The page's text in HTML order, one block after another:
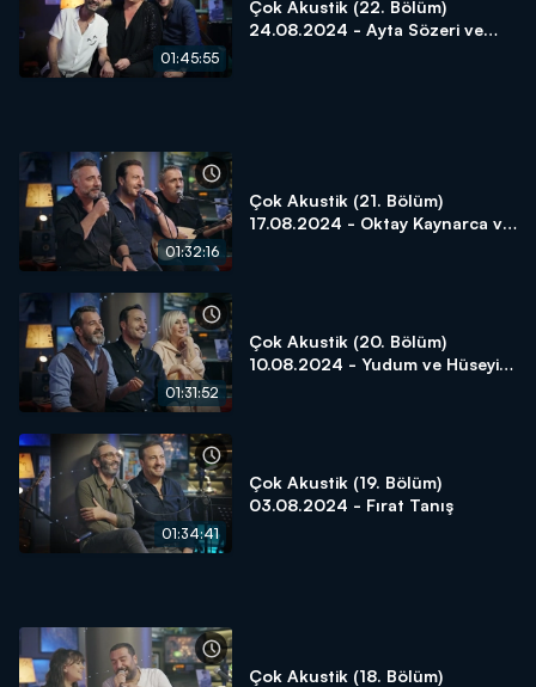
01:45:55
Çok Akustik (22. Bölüm)
24.08.2024 - Ayta Sözeri ve
01:32:16
Çok Akustik (21. Bölüm)
17.08.2024 - Oktay Kaynarca ve
01:31:52
Çok Akustik (20. Bölüm)
10.08.2024 - Yudum ve Hüseyin
01:34:41
Çok Akustik (19. Bölüm)
03.08.2024 - Fırat Tanış
Çok Akustik (18. Bölüm)